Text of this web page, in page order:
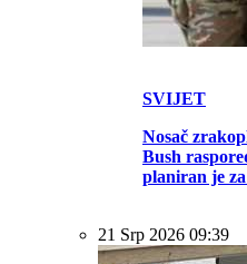
SVIJET
Nosač
Bush
planiran je
21 Srp 2026 09:39